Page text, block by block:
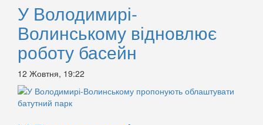
У Володимирі-
Волинському відновлює
роботу басейн
12 Жовтня, 19:22